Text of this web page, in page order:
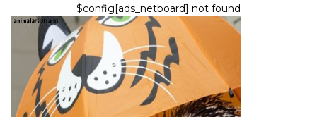
$config[ads_netboard] not found